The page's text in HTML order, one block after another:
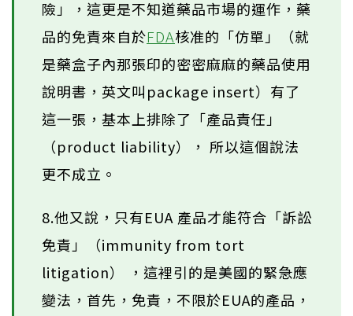
險」，這更是不知道藥品市場的運作，藥
品的免責來自於FDA核准的「仿單」（就
是藥盒子內那張印的密密麻麻的藥品使用
說明書，英文叫package insert）有了
這一張，基本上排除了「產品責任」
（product liability）， 所以這個說法
更不成立。
8.他又說，只有EUA 產品才能符合「訴訟
免責」（immunity from tort
litigation） ，這裡引的是美國的緊急應
變法，首先，免責，不限於EUA的產品，